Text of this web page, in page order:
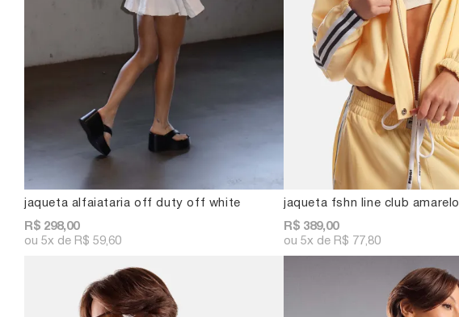
jaqueta alfaiataria off duty off white
R$ 298,00
5x R$ 59,60
jaqueta fshn line club amarelo
R$ 389,00
5x R$ 77,80